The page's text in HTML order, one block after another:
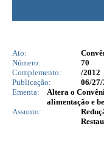
Ato:
Número:
70
Complemento:
/2012
Publicação:
06/27/
Ementa:
Altera o
alimentação e
Assunto: